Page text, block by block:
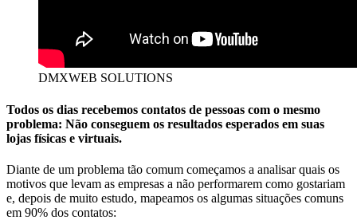
DMXWEB SOLUTIONS
Todos os dias recebemos contatos de pessoas com o mesmo
problema: Não conseguem os resultados esperados em suas
lojas físicas e virtuais.
Diante de um problema tão comum começamos a analisar quais os
motivos que levam as empresas a não performarem como gostariam
e, depois de muito estudo, mapeamos os algumas situações comuns
em 90% dos contatos: